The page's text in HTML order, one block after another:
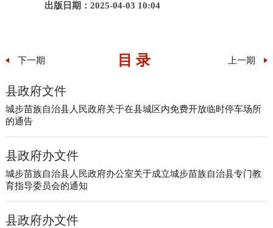
出版日期：2025-04-03 10:04
下一期 目 录 上一期
县政府文件
城步苗族自治县人民政府关于在县城区内免费开放临时停车场所
的通告
县政府办文件
城步苗族自治县人民政府办公室关于成立城步苗族自治县专门教
育指导委员会的通知
县政府办文件